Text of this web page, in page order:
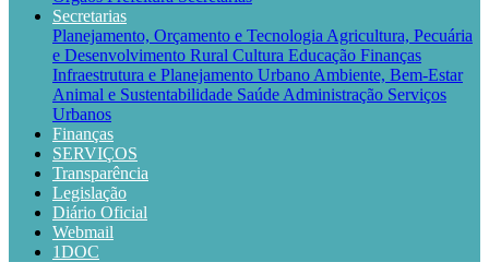
Secretarias
Planejamento, Orçamento e Tecnologia Agricultura, Pecuária
e Desenvolvimento Rural Cultura Educação Finanças
Infraestrutura e Planejamento Urbano Ambiente, Bem-Estar
Animal e Sustentabilidade Saúde Administração Serviços
Urbanos
Finanças
SERVIÇOS
Transparência
Legislação
Diário Oficial
Webmail
1DOC